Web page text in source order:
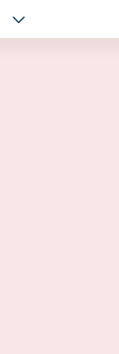
SP-